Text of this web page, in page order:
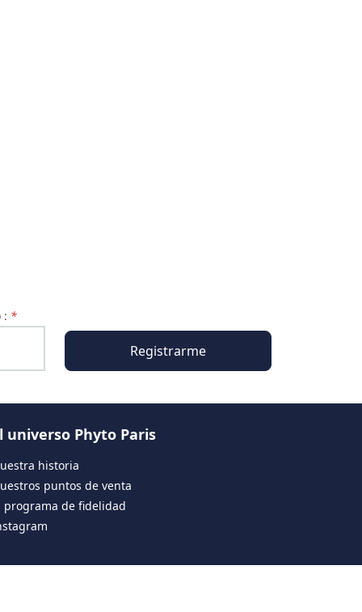
: *
Registrarme
universo Phyto Paris
historia
puntos de venta
programa de fidelidad